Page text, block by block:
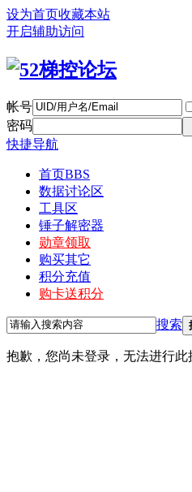
设为首页收藏本站
开启辅助访问
帐号
密码
快捷导航
首页BBS
数据讨论区
工具区
锤子解密器
勋章领取
购买其它
积分充值
购卡送积分
搜索
抱歉，您尚未登录，无法进行此